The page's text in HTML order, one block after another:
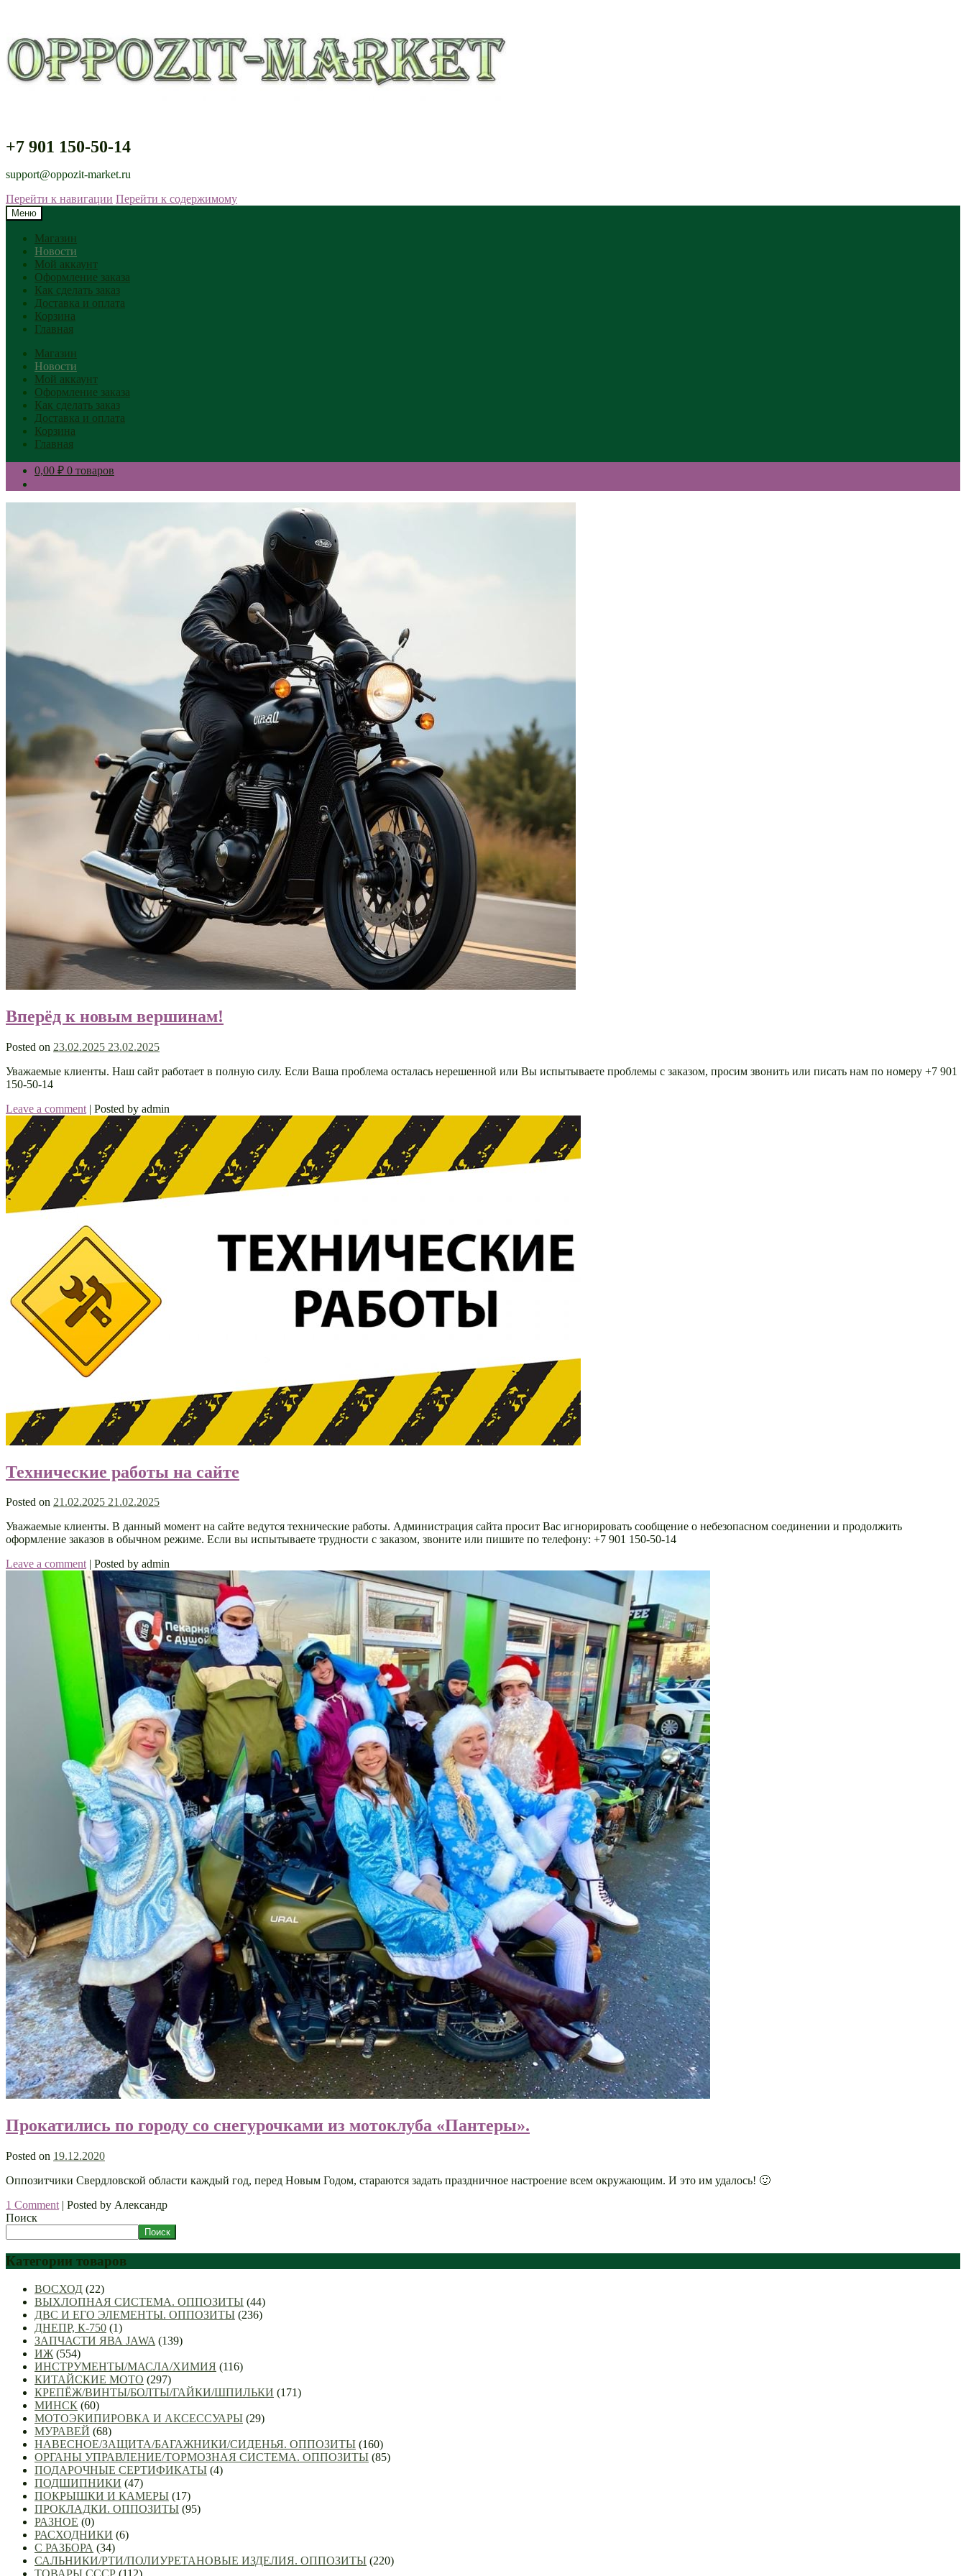
+7 901 150-50-14
support@oppozit-market.ru
Перейти к навигации Перейти к содержимому
Меню
Магазин
Новости
Мой аккаунт
Оформление заказа
Как сделать заказ
Доставка и оплата
Корзина
Главная
Магазин
Новости
Мой аккаунт
Оформление заказа
Как сделать заказ
Доставка и оплата
Корзина
Главная
0,00 ₽ 0 товаров
Вперёд к новым вершинам!
Posted on 23.02.2025 23.02.2025
Уважаемые клиенты. Наш сайт работает в полную силу. Если Ваша проблема осталась нерешенной или Вы испытываете проблемы с заказом, просим звонить или писать нам по номеру +7 901
150-50-14
Leave a comment | Posted by admin
Технические работы на сайте
Posted on 21.02.2025 21.02.2025
Уважаемые клиенты. В данный момент на сайте ведутся технические работы. Администрация сайта просит Вас игнорировать сообщение о небезопасном соединении и продолжить
оформление заказов в обычном режиме. Если вы испытываете трудности с заказом, звоните или пишите по телефону: +7 901 150-50-14
Leave a comment| Posted by admin
Прокатились по городу со снегурочками из мотоклуба «Пантеры».
Posted on 19.12.2020
Оппозитчики Свердловской области каждый год, перед Новым Годом, стараются задать праздничное настроение всем окружающим. И это им удалось! 🙂
1 Comment | Posted by Александр
Поиск
Поиск
Категории товаров
ВОСХОД (22)
ВЫХЛОПНАЯ СИСТЕМА. ОППОЗИТЫ (44)
ДВС И ЕГО ЭЛЕМЕНТЫ. ОППОЗИТЫ (236)
ДНЕПР, К-750 (1)
ЗАПЧАСТИ ЯВА JAWA (139)
ИЖ (554)
ИНСТРУМЕНТЫ/МАСЛА/ХИМИЯ (116)
КИТАЙСКИЕ МОТО (297)
КРЕПЁЖ/ВИНТЫ/БОЛТЫ/ГАЙКИ/ШПИЛЬКИ (171)
МИНСК (60)
МОТОЭКИПИРОВКА И АКСЕССУАРЫ (29)
МУРАВЕЙ (68)
НАВЕСНОЕ/ЗАЩИТА/БАГАЖНИКИ/СИДЕНЬЯ. ОППОЗИТЫ (160)
ОРГАНЫ УПРАВЛЕНИЕ/ТОРМОЗНАЯ СИСТЕМА. ОППОЗИТЫ (85)
ПОДАРОЧНЫЕ СЕРТИФИКАТЫ (4)
ПОДШИПНИКИ (47)
ПОКРЫШКИ И КАМЕРЫ (17)
ПРОКЛАДКИ. ОППОЗИТЫ (95)
РАЗНОЕ (0)
РАСХОДНИКИ (6)
С РАЗБОРА (34)
САЛЬНИКИ/РТИ/ПОЛИУРЕТАНОВЫЕ ИЗДЕЛИЯ. ОППОЗИТЫ (220)
ТОВАРЫ СССР (112)